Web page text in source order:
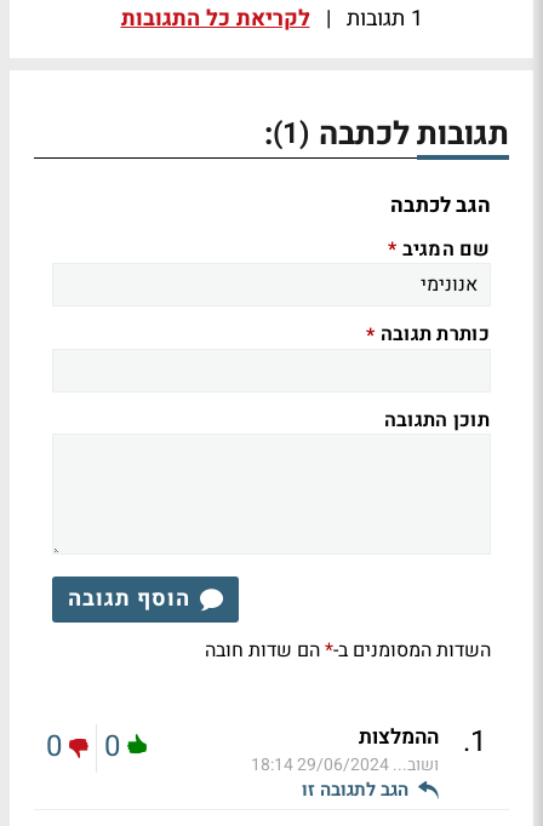
1 תגובות | לקריאת כל התגובות
תגובות לכתבה (1)
:
הגב לכתבה
שם המגיב *
כותרת תגובה *
תוכן התגובה
הוסף תגובה
השדות המסומנים ב-*הם שדות חובה
1
. ההמלצות
ושוב...29/06/2024 18:14
הגב לתגובה זו
0
0